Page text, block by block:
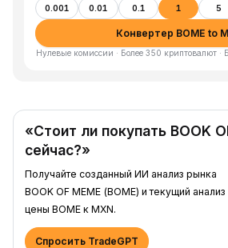
0.001 0.01 0.1 1 5
Конвертер BOME to
Нулевые комиссии · Более 350 криптовалют ·
«Стоит ли покупать BOOK
сейчас?»
Получайте созданный ИИ анализ рынка
BOOK OF MEME (BOME) и текущий анализ
цены BOME к MXN.
Спросить TradeGPT